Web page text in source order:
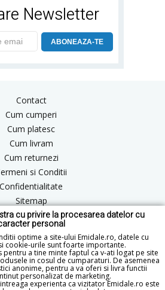
cu privire la procesarea datelor cu
personal
optime a site-ului Emidale.ro, datele cu
cookie-urile sunt foarte importante.
a tine minte faptul ca v-ati logat pe site
in cosul de cumparaturi. De asemenea
anonime, pentru a va oferi si livra functii
personalizat de marketing.
experienta ca vizitator Emidale.ro este
Newsletter
ABONEAZA-TE
Contact
Cum cumperi
Cum platesc
Cum livram
Cum returnezi
si Conditii
Confidentialitate
Sitemap
Blog
ANPC
office@emidale.ro